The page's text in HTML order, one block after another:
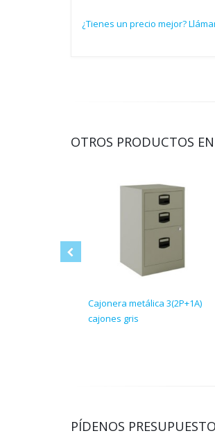
¿Tienes un precio mejor?
OTROS PRODUCTOS EN
Cajonera metálica 3(2P+1A)
cajones gris
PÍDENOS